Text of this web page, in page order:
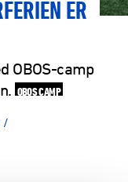
ER
OBOS-camp
OBOS CAMP
/